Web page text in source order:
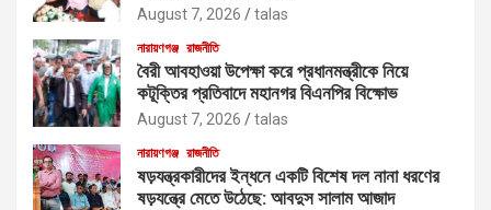
August 7, 2026 talas
নারায়ণগঞ্জ রাজনীতি
বৈরী আবহাওয়া উপেক্ষা করে প্রধানমন্ত্রীকে নিয়ে
কটূক্তির প্রতিবাদে মহানগর বিএনপির বিক্ষোভ
August 7, 2026 talas
নারায়ণগঞ্জ রাজনীতি
ষড়যন্ত্রকারীদের ইন্ধনে একটি বিশেষ দল নানা ধরণের
ষড়যন্ত্রে মেতে উঠেছে: আবদুস সালাম আজাদ